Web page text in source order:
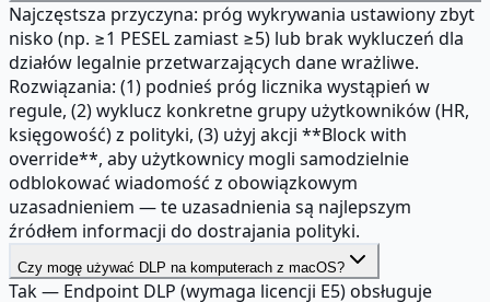
Najczęstsza przyczyna: próg wykrywania ustawiony zbyt
nisko (np. ≥1 PESEL zamiast ≥5) lub brak wykluczeń dla
działów legalnie przetwarzających dane wrażliwe.
Rozwiązania: (1) podnieś próg licznika wystąpień w
regule, (2) wyklucz konkretne grupy użytkowników (HR,
księgowość) z polityki, (3) użyj akcji **Block with
override**, aby użytkownicy mogli samodzielnie
odblokować wiadomość z obowiązkowym
uzasadnieniem — te uzasadnienia są najlepszym
źródłem informacji do dostrajania polityki.
Czy mogę używać DLP na komputerach z macOS?
Tak — Endpoint DLP (wymaga licencji E5) obsługuje